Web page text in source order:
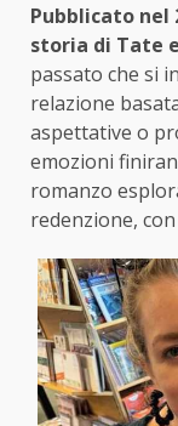
Pubblicato nel
storia di Tate
passato che si
relazione
aspettative o
emozioni
romanzo
redenzione,